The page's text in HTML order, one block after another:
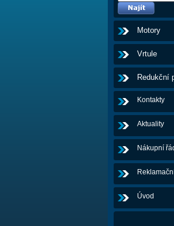
Motory
Vrtule
Redukční
Kontakty
Aktuality
Nákupní
Úvod